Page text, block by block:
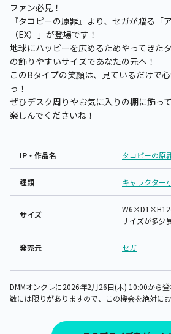
ファン必見！
『タコピーの原罪』より、セガが贈る「
（EX）」が登場です！
地球にハッピーを広めるためやってきた
の飾りやすいサイズであなたの元へ！
このBタイプの笑顔は、見ているだけで
っ！
ぜひデスク周りやお気に入りの棚に飾っ
楽しんでくださいね！
IP・作品名 タコピーの原
種類 キャラクター
サイズ
サイズが多少
発売元 セガ
DMMオンクレに2026年2月26日(木) 10:00から登
数には限りがありますので、この機会を絶対に